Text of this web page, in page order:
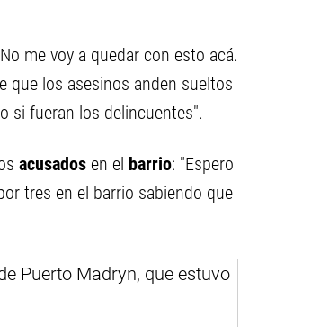
me voy a quedar con esto acá.
que los asesinos anden sueltos
si fueran los delincuentes".
acusados en el barrio: "Espero
tres en el barrio sabiendo que